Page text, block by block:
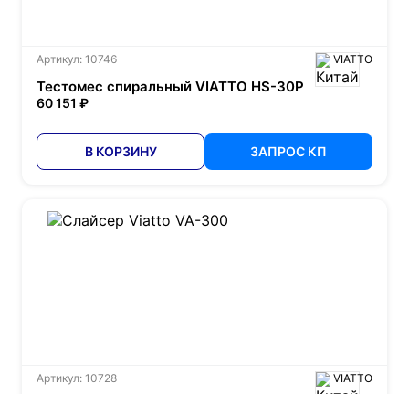
Артикул: 10746 VIATTO
Тестомес спиральный VIATTO HS-30P
60 151 ₽
В КОРЗИНУ ЗАПРОС КП
Артикул: 10728 VIATTO